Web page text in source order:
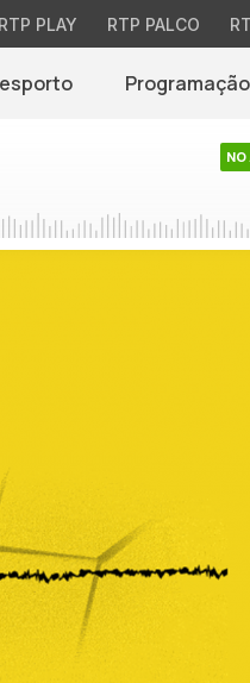
RTP PLAY RTP PALCO
Programação
NO